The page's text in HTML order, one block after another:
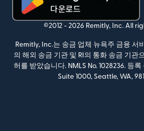
(새 창에서 열림)
©2012 - 2026 Remitly, Inc. All
Remitly, Inc.는 송금 업체 뉴욕주 금융 서
의 해외 송금 기관 및 RI의 통화 송금 기관
허를 받았습니다. NMLS No. 1028236. 등
Suite 1000, Seattle, WA,